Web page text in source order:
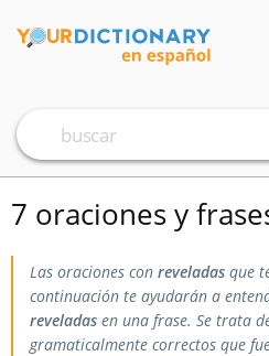
7 oraciones y
Las oraciones con reveladas que
continuación te ayudarán a
reveladas en una frase. Se trata
gramaticalmente correctos que